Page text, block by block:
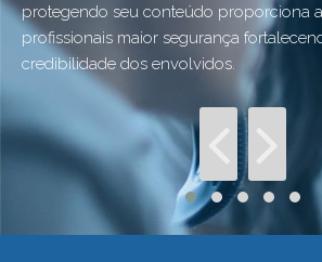
protegendo seu conteúdo proporciona
profissionais maior segurança
credibilidade dos envolvidos.